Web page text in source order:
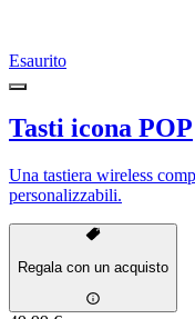
Esaurito
Tasti icona POP
Una tastiera wireless
personalizzabili.
Regala con un acquisto